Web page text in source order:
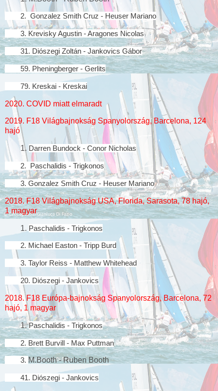
2. Gonzalez Smith Cruz - Heuser Mariano
3. Krevisky Agustin - Aragones Nicolas
31. Diószegi Zoltán - Jankovics Gábor
59. Pheningberger - Gerlits
79. Kreskai - Kreskai
2020. COVID miatt elmaradt
2019. F18 Világbajnokság Spanyolország, Barcelona, 124
hajó
1. Darren Bundock - Conor Nicholas
2. Paschalidis - Trigkonos
3. Gonzalez Smith Cruz - Heuser Mariano
2018. F18 Világbajnokság USA, Florida, Sarasota, 78 hajó,
1 magyar
1. Paschalidis - Trigkonos
2. Michael Easton - Tripp Burd
3. Taylor Reiss - Matthew Whitehead
20. Diószegi - Jankovics
2018. F18 Európa-bajnokság Spanyolország, Barcelona, 72
hajó, 1 magyar
1.Paschalidis - Trigkonos
2. Brett Burvill - Max Puttman
3. M.Booth - Ruben Booth
41. Diószegi - Jankovics